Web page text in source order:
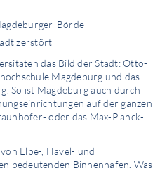
Börde
zerstört
das Bild der Stadt: Otto-
Magdeburg und das
So ist Magdeburg auch durch
auf der ganzen
oder das Max-Planck-
Elbe-, Havel- und
bedeutenden Binnenhafen. Was